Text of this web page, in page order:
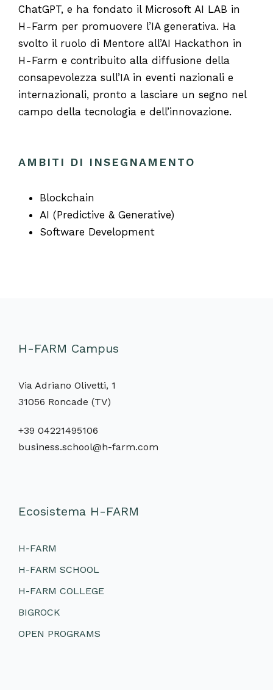
ChatGPT, e ha fondato il Microsoft AI LAB in
H-Farm per promuovere l’IA generativa. Ha
svolto il ruolo di Mentore all’AI Hackathon in
H-Farm e contribuito alla diffusione della
consapevolezza sull’IA in eventi nazionali e
internazionali, pronto a lasciare un segno nel
campo della tecnologia e dell’innovazione.
AMBITI DI INSEGNAMENTO
Blockchain
AI (Predictive & Generative)
Software Development
H-FARM Campus
Via Adriano Olivetti, 1
31056 Roncade (TV)
+39 04221495106
business.school@h-farm.com
Ecosistema H-FARM
H-FARM
H-FARM SCHOOL
H-FARM COLLEGE
BIGROCK
OPEN PROGRAMS